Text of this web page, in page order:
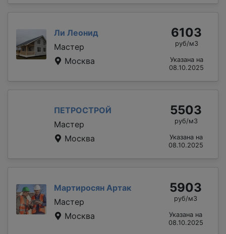
Ли Леонид
Мастер
Москва
6103
руб/м3
Указана на
08.10.2025
ПЕТРОСТРОЙ
Мастер
Москва
5503
руб/м3
Указана на
08.10.2025
Мартиросян Артак
Мастер
Москва
5903
руб/м3
Указана на
08.10.2025